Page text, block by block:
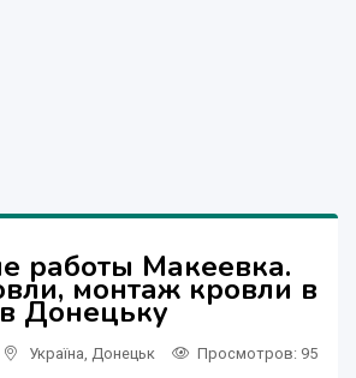
работы Макеевка.
монтаж кровли в
Донецьку
Україна Донецьк Просмотров: 95